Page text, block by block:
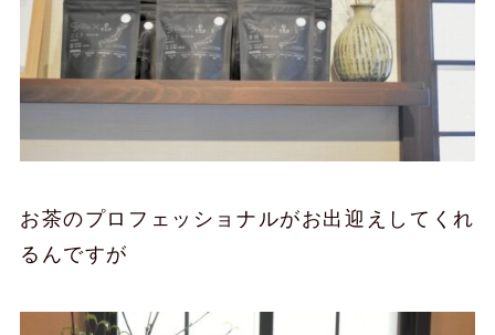
お茶のプロフェッショナルがお出迎えしてくれ
るんですが